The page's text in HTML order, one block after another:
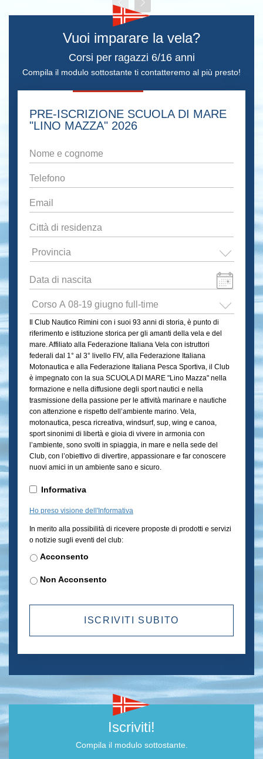
Vuoi imparare la vela?
Corsi per ragazzi 6/16 anni
Compila il modulo sottostante ti contatteremo al più presto!
PRE-ISCRIZIONE SCUOLA DI MARE
"LINO MAZZA" 2026
Nome
e
cognome
Telefono
Email
Città
di
residenza
Provincia
Data
di
nascita
data:GG
slash
slash
AAAA
Scuola
di
mare
"
Lino
Mazza"
2026 *
Il Club Nautico Rimini con i suoi 93 anni di storia, è punto di
riferimento e istituzione storica per gli amanti della vela e del
mare. Affiliato alla Federazione Italiana Vela con istruttori
federali dal 1° al 3° livello FIV, alla Federazione Italiana
Motonautica e alla Federazione Italiana Pesca Sportiva, il Club
è impegnato con la sua SCUOLA DI MARE "Lino Mazza" nella
formazione e nella diffusione degli sport nautici e nella
trasmissione della passione per le attività marinare e nautiche
con attenzione e rispetto dell’ambiente marino. Vela,
motonautica, pesca ricreativa, windsurf, sup, wing e canoa,
sport sinonimi di libertà e gioia di vivere in armonia con
l’ambiente, sono svolti in spiaggia, in mare e nella sede del
Club, con l’obiettivo di divertire, appassionare e far conoscere
nuovi amici in un ambiente sano e sicuro.
Informativa
Informativa
Ho preso visione dell'Informativa
Newsletter
In merito alla possibilità di ricevere proposte di prodotti e servizi
o notizie sugli eventi del club:
Acconsento
Non Acconsento
Iscriviti!
Compila il modulo sottostante.